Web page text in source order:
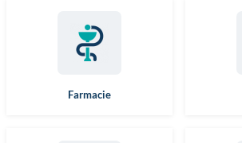
Farmacie